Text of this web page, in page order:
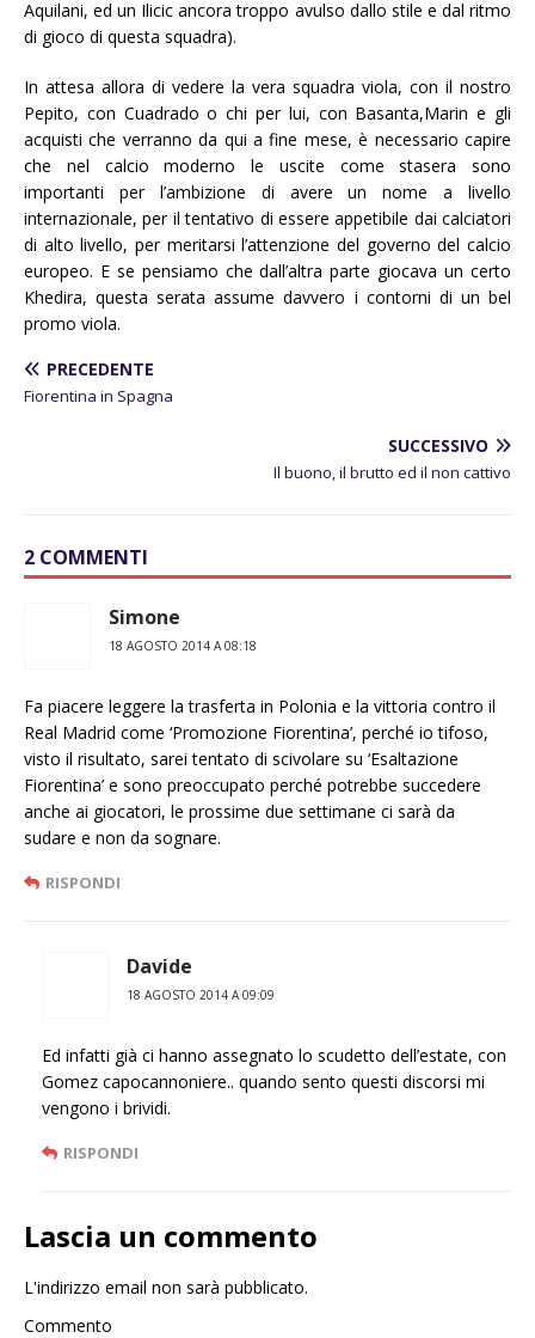
Aquilani, ed un Ilicic ancora troppo avulso dallo stile e dal ritmo
di gioco di questa squadra).
In attesa allora di vedere la vera squadra viola, con il nostro
Pepito, con Cuadrado o chi per lui, con Basanta,Marin e gli
acquisti che verranno da qui a fine mese, è necessario capire
che nel calcio moderno le uscite come stasera sono
importanti per l’ambizione di avere un nome a livello
internazionale, per il tentativo di essere appetibile dai calciatori
di alto livello, per meritarsi l’attenzione del governo del calcio
europeo. E se pensiamo che dall’altra parte giocava un certo
Khedira, questa serata assume davvero i contorni di un bel
promo viola.
PRECEDENTE
Fiorentina in Spagna
SUCCESSIVO
Il buono, il brutto ed il non cattivo
2 COMMENTI
Simone
18 AGOSTO 2014 A 08:18
Fa piacere leggere la trasferta in Polonia e la vittoria contro il
Real Madrid come ‘Promozione Fiorentina’, perché io tifoso,
visto il risultato, sarei tentato di scivolare su ‘Esaltazione
Fiorentina’ e sono preoccupato perché potrebbe succedere
anche ai giocatori, le prossime due settimane ci sarà da
sudare e non da sognare.
RISPONDI
Davide
18 AGOSTO 2014 A 09:09
Ed infatti già ci hanno assegnato lo scudetto dell’estate, con
Gomez capocannoniere.. quando sento questi discorsi mi
vengono i brividi.
RISPONDI
Lascia un commento
L'indirizzo email non sarà pubblicato.
Commento